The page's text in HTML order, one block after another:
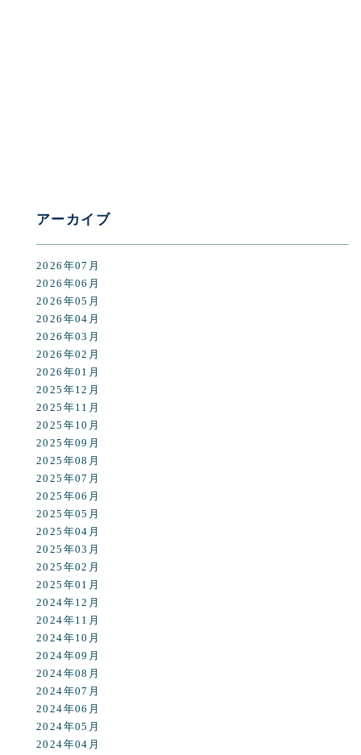
アーカイブ
2026年07月
2026年06月
2026年05月
2026年04月
2026年03月
2026年02月
2026年01月
2025年12月
2025年11月
2025年10月
2025年09月
2025年08月
2025年07月
2025年06月
2025年05月
2025年04月
2025年03月
2025年02月
2025年01月
2024年12月
2024年11月
2024年10月
2024年09月
2024年08月
2024年07月
2024年06月
2024年05月
2024年04月